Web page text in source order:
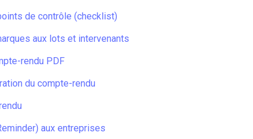
de contrôle (checklist)
aux lots et intervenants
rendu PDF
du compte-rendu
aux entreprises